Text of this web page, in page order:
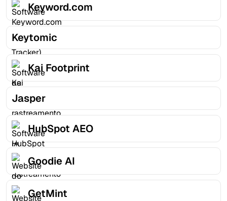
Keyword.com
Keytomic
Kai Footprint
Jasper
HubSpot AEO
Goodie AI
GetMint